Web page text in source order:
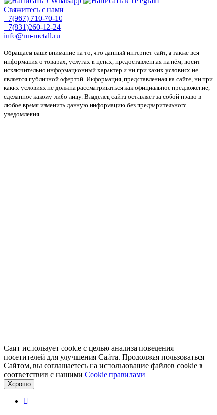
Свяжитесь с нами
+7(967) 710-70-10
+7(831)260-12-24
info@nn-metall.ru
Обращаем ваше внимание на то, что данный интернет-сайт, а также вся
информация о товарах, услугах и ценах, предоставленная на нём, носит
исключительно информационный характер и ни при каких условиях не
является публичной офертой. Информация, представленная на сайте, ни при
каких условиях не должна рассматриваться как официальное предложение,
сделанное какому-либо лицу. Владелец сайта оставляет за собой право в
любое время изменить данную информацию без предварительного
уведомления.
Сайт использует cookie с целью анализа поведения
посетителей для улучшения Сайта. Продолжая пользоваться
Сайтом, вы соглашаетесь на использование файлов cookie в
соответствии с нашими Cookiе правилами
Хорошо